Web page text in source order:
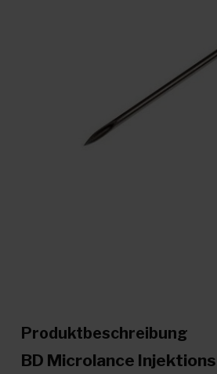
Produktbeschreibung
BD Microlance